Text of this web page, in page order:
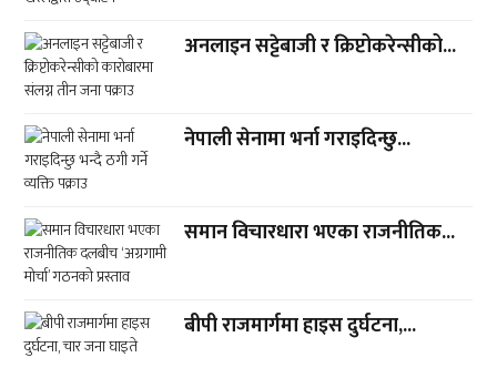
अनलाइन सट्टेबाजी र क्रिप्टोकरेन्सीको...
नेपाली सेनामा भर्ना गराइदिन्छु...
समान विचारधारा भएका राजनीतिक...
बीपी राजमार्गमा हाइस दुर्घटना,...